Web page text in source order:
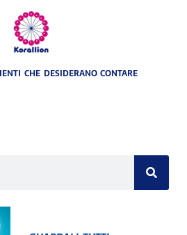
CHE DESIDERANO CONTARE